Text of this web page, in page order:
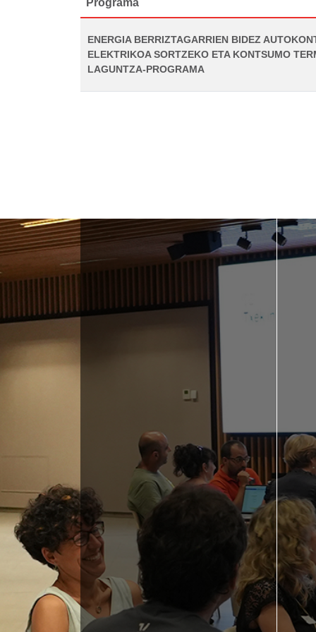
Programa
ENERGIA BERRIZTAGARRIEN BIDEZ
ELEKTRIKOA SORTZEKO ETA KONTSUMO
LAGUNTZA-PROGRAMA